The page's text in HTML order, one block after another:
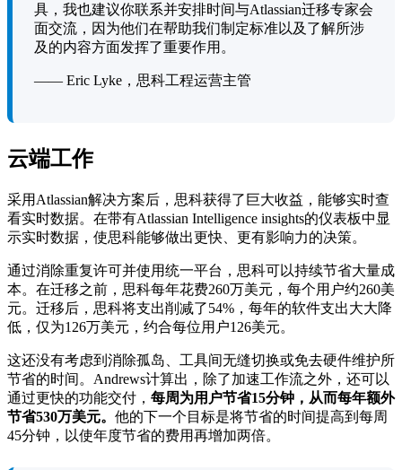
具，我也建议你联系并安排时间与Atlassian迁移专家会
面交流，因为他们在帮助我们制定标准以及了解所涉
及的内容方面发挥了重要作用。
—— Eric Lyke，思科工程运营主管
云端工作
采用Atlassian解决方案后，思科获得了巨大收益，能够实时查
看实时数据。在带有Atlassian Intelligence insights的仪表板中显
示实时数据，使思科能够做出更快、更有影响力的决策。
通过消除重复许可并使用统一平台，思科可以持续节省大量成
本。在迁移之前，思科每年花费260万美元，每个用户约260美
元。迁移后，思科将支出削减了54%，每年的软件支出大大降
低，仅为126万美元，约合每位用户126美元。
这还没有考虑到消除孤岛、工具间无缝切换或免去硬件维护所
节省的时间。Andrews计算出，除了加速工作流之外，还可以
通过更快的功能交付， 每周为用户节省15分钟，从而每年额外
节省530万美元。 他的下一个目标是将节省的时间提高到每周
45分钟，以使年度节省的费用再增加两倍。